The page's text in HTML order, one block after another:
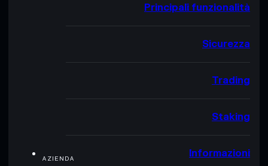
Principali funzionalità
Sicurezza
Trading
Staking
AZIENDA Informazioni